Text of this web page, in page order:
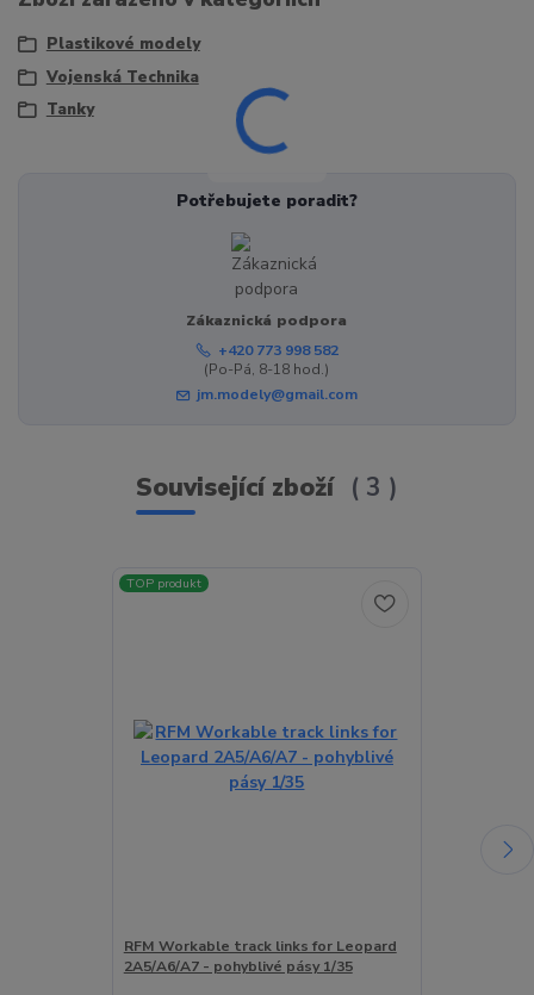
Plastikové modely
Vojenská Technika
Tanky
Potřebujete poradit?
Zákaznická podpora
+420 773 998 582
(Po-Pá, 8-18 hod.)
jm.modely@gmail.com
Související zboží 3
TOP produkt
RFM Workable track links for Leopard
2A5/A6/A7 - pohyblivé pásy 1/35